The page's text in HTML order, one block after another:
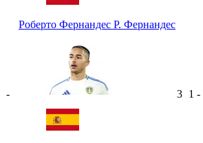
Роберто Фернандес Р. Фернандес
- 3 1 -